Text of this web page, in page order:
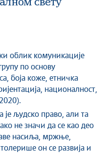
свету
облик комуникације
по основу
боја коже, етничка
националност,
људско право, али та
не значи да се као део
насиља, мржње,
он се развија и